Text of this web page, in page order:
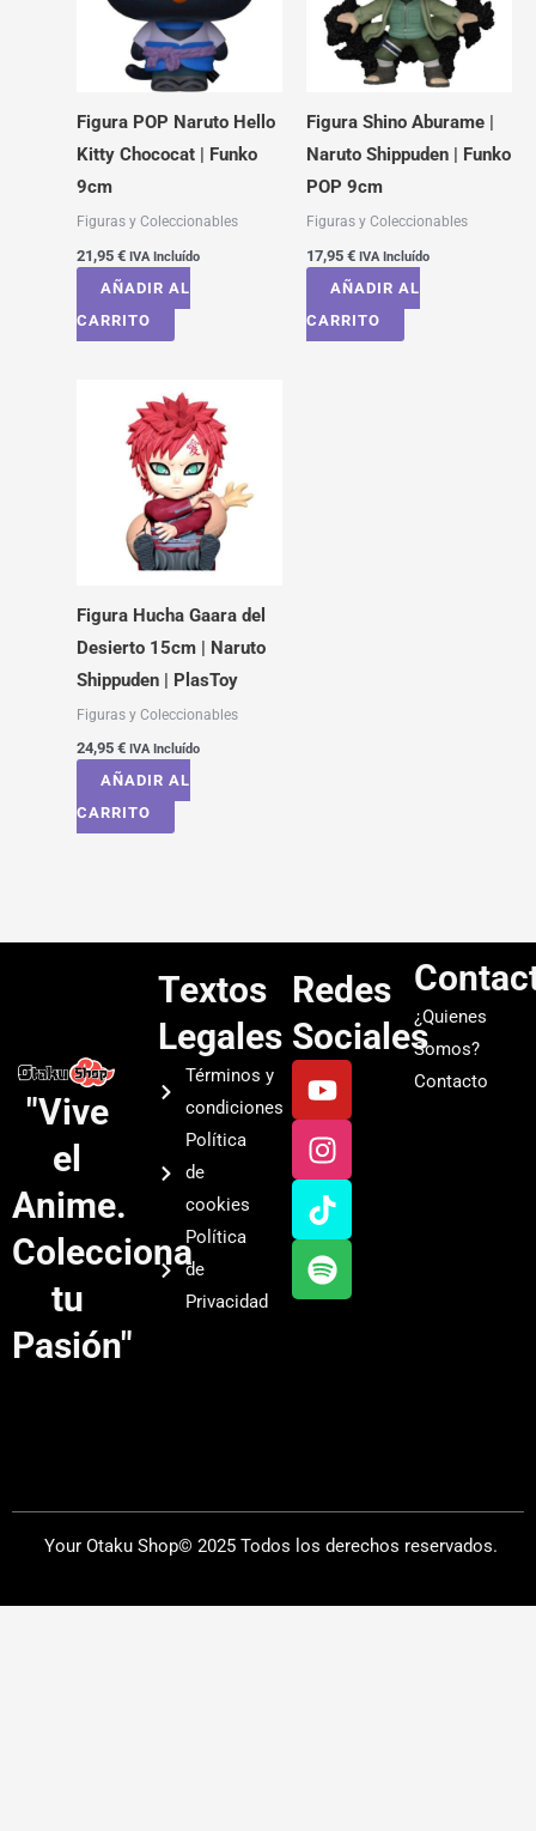
Figura POP Naruto Hello
Kitty Chococat | Funko
9cm
Figuras y Coleccionables
21,95 € IVA Incluído
AÑADIR AL
CARRITO
Figura Shino Aburame |
Naruto Shippuden | Funko
POP 9cm
Figuras y Coleccionables
17,95 € IVA Incluído
AÑADIR AL
CARRITO
Figura Hucha Gaara del
Desierto 15cm | Naruto
Shippuden | PlasToy
Figuras y Coleccionables
24,95 € IVA Incluído
AÑADIR AL
CARRITO
"Vive
el
Anime.
Colecciona
tu
Pasión"
Textos
Legales
Términos y
condiciones
Política
de
cookies
Política
de
Privacidad
Redes
Sociales
Y
o
u
t
u
b
e
I
n
s
t
a
g
r
a
T
i
k
t
o
k
S
p
o
t
i
f
y
¿Quienes
Somos?
Contacto
Your Otaku Shop© 2025 Todos los derechos reservados.